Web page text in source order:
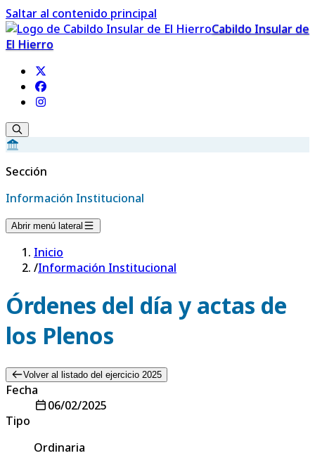
Saltar al contenido principal
Cabildo Insular de
El Hierro
Sección
Información Institucional
Abrir menú lateral
Inicio
/Información Institucional
Órdenes del día y actas de
los Plenos
Volver al listado del ejercicio 2025
Fecha
06/02/2025
Tipo
Ordinaria